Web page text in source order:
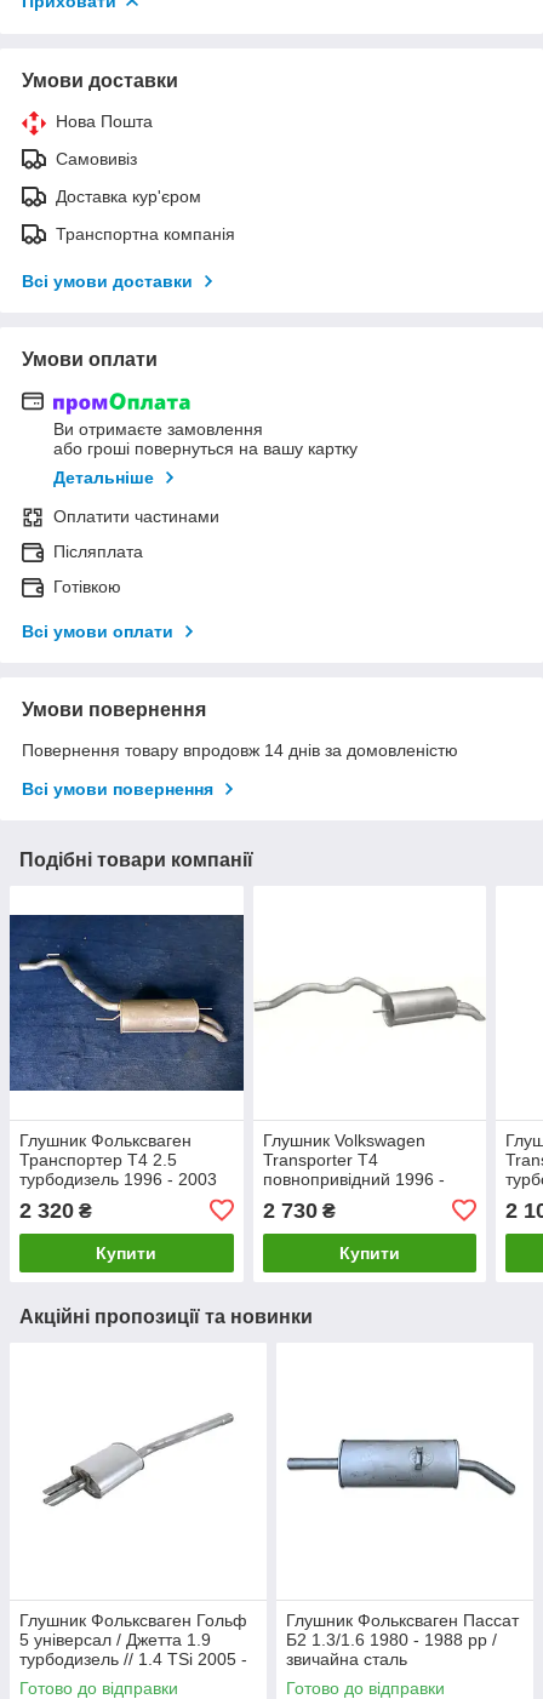
Умови доставки
Нова Пошта
Самовивіз
Доставка кур'єром
Транспортна компанія
Всі умови доставки
Умови оплати
Ви отримаєте замовлення
або гроші повернуться на вашу картку
Детальніше
Оплатити частинами
Післяплата
Готівкою
Всі умови оплати
Умови повернення
Повернення товару впродовж 14 днів за домовленістю
Всі умови повернення
Подібні товари компанії
Глушник Фольксваген
Транспортер Т4 2.5
турбодизель 1996 - 2003
2 320 ₴
Купити
Глушник Volkswagen
Transporter T4
повнопривідний 1996 -
2 730₴
Купити
2
Акційні пропозиції та новинки
Глушник Фольксваген Гольф
5 універсал / Джетта 1.9
турбодизель // 1.4 TSi 2005 -
2010 рр Босал
Готово до відправки
Глушник Фольксваген Пассат
Б2 1.3/1.6 1980 - 1988 рр /
звичайна сталь
Готово до відправки